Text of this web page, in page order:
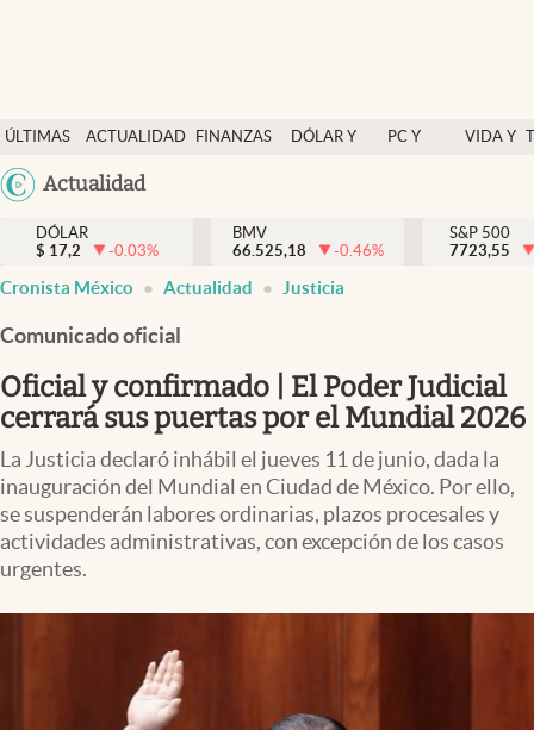
ÚLTIMAS
NOTICIAS
ACTUALIDAD
FINANZAS
DÓLAR Y
PC Y
VIDA Y
México
Actualidad
Actualidad
Finanzas y economía
Dólar y mercados
Pc y celular
Vida y estilo
Clima
abre en nueva pestaña
México
DÓLAR
$ 17,2 -0.03%
BMV
66.525,18
-0.46%
S&P 500
7723,55
Cronista México Actualidad Justicia
Comunicado oficial
Oficial y confirmado | El Poder Judicial
cerrará sus puertas por el Mundial 2026
La Justicia declaró inhábil el jueves 11 de junio, dada la
inauguración del Mundial en Ciudad de México. Por ello,
se suspenderán labores ordinarias, plazos procesales y
actividades administrativas, con excepción de los casos
urgentes.